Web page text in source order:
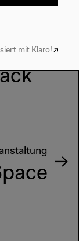
mit Klaro!